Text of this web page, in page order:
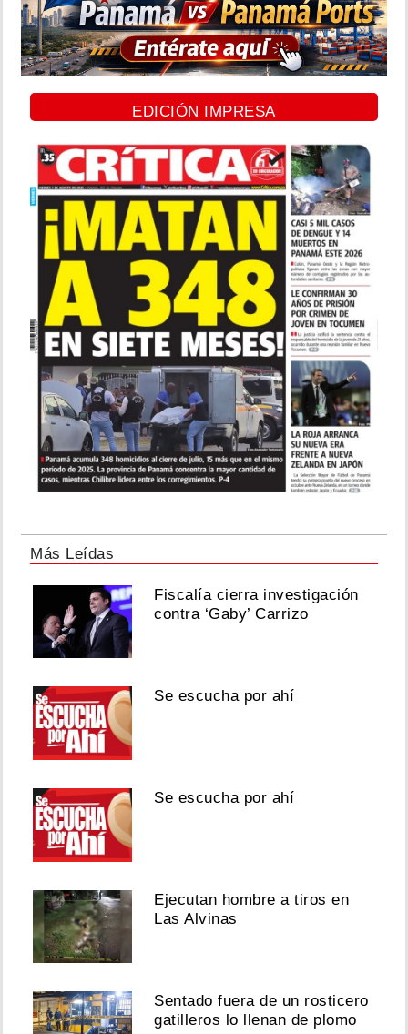
EDICIÓN IMPRESA
Más Leídas
Fiscalía cierra investigación
contra ‘Gaby’ Carrizo
Se escucha por ahí
Se escucha por ahí
Ejecutan hombre a tiros en
Las Alvinas
Sentado fuera de un rosticero
gatilleros lo llenan de plomo